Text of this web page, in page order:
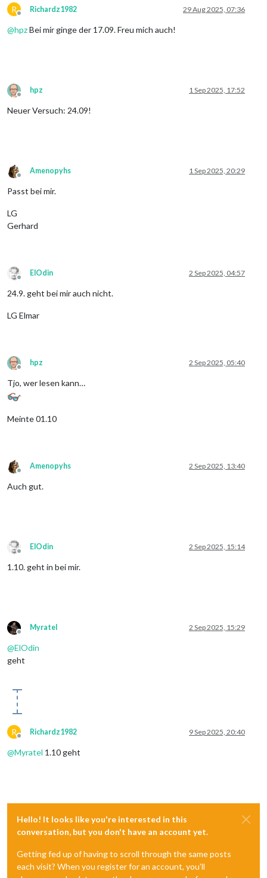
R
Offline
Richardz1982 29 Aug 2025, 07:36
@hpzBei mir ginge der 17.09. Freu mich auch!
Offline
hpz 1 Sep 2025, 17:52
Neuer Versuch: 24.09!
Offline
Amenopyhs 1 Sep 2025, 20:29
Passt bei mir.
LG
Gerhard
Offline
ElOdin 2 Sep 2025, 04:57
24.9. geht bei mir auch nicht.
LG Elmar
Offline
hpz 2 Sep 2025, 05:40
Tjo, wer lesen kann…
Meinte 01.10
Offline
Amenopyhs 2 Sep 2025, 13:40
Auch gut.
Offline
ElOdin 2 Sep 2025, 15:14
1.10. geht in bei mir.
Offline
Myratel 2 Sep 2025, 15:29
@ElOdin
geht
R
Offline
Richardz1982 9 Sep 2025, 20:40
@Myratel 1.10 geht
Hello! It looks like you're interested in this
conversation, but you don't have an account yet.
Getting fed up of having to scroll through the same posts
each visit? When you register for an account, you'll